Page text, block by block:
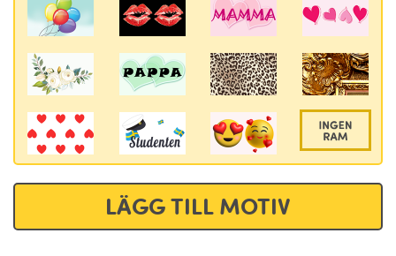
LÄGG TILL MOTIV